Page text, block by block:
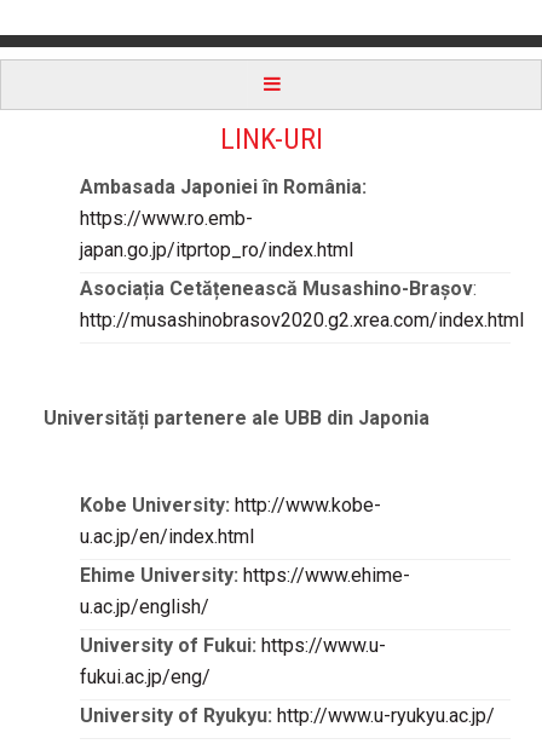
LINK-URI
Ambasada Japoniei în România:
https://www.ro.emb-
japan.go.jp/itprtop_ro/index.html
Asociația Cetățenească Musashino-Brașov:
http://musashinobrasov2020.g2.xrea.com/index.html
Universități partenere ale UBB din Japonia
Kobe University: http://www.kobe-
u.ac.jp/en/index.html
Ehime University: https://www.ehime-
u.ac.jp/english/
University of Fukui: https://www.u-
fukui.ac.jp/eng/
University of Ryukyu: http://www.u-ryukyu.ac.jp/